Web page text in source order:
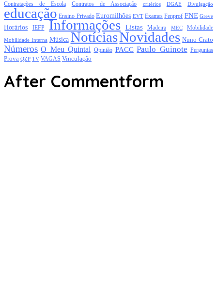
Contratações de Escola Contratos de Associação critérios DGAE Divulgação
educação Ensino Privado Euromilhões EVT Exames Fenprof FNE Greve
Horários IEFP Informações Listas Madeira MEC Mobilidade
Mobilidade Interna Música NotíciasNovidades Nuno Crato
Números O Meu Quintal Opinião PACC Paulo Guinote Perguntas
Prova QZP TV VAGAS Vinculação
After Commentform